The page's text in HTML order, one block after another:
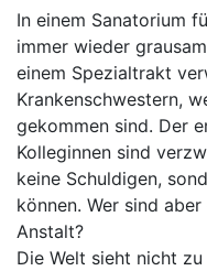
In einem Sanatorium
immer wieder
einem Spezialtrakt
Krankenschwestern,
gekommen sind. Der
Kolleginnen sind
keine Schuldigen,
können. Wer sind
Anstalt?
Die Welt sieht nicht